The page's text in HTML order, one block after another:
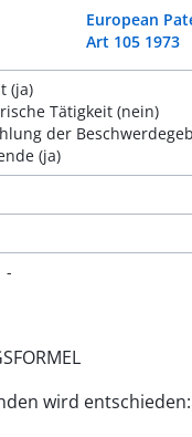
European
Art 105 1973
(ja)
Tätigkeit (nein)
der
(ja)
-
wird entschieden: